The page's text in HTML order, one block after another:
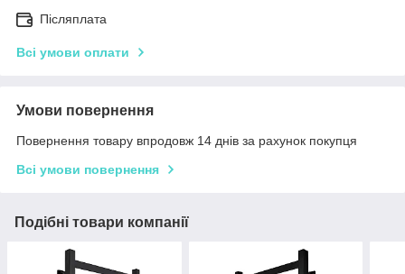
Післяплата
Всі умови оплати
Умови повернення
Повернення товару впродовж 14 днів за рахунок покупця
Всі умови повернення
Подібні товари компанії